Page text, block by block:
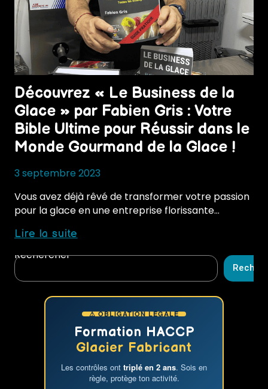
Découvrez « Le Business de la
Glace » par Fabien Gris : Votre
Bible Ultime pour Réussir dans le
Monde Gourmand de la Glace !
3 septembre 2023
Vous avez déjà rêvé de transformer votre passion
pour la glace en une entreprise florissante…
Lire la suite
par
Fabien
Gris
Votre
Bible
Rechercher
⚠ OBLIGATION LÉGALE
Formation HACCP
Glacier Fabricant
Les contrôles ont triplé en 2 ans. Sois en
règle, protège ton activité.